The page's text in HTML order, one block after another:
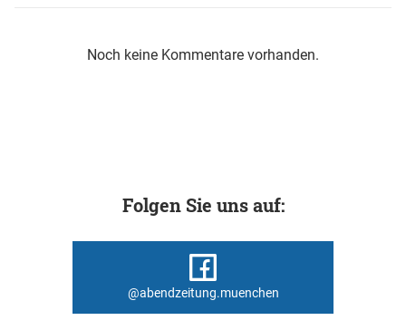
Noch keine Kommentare vorhanden.
Folgen Sie uns auf:
@abendzeitung.muenchen